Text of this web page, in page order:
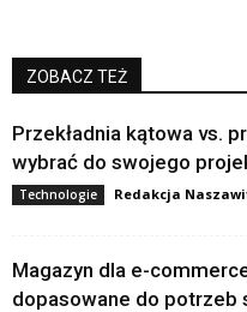
ZOBACZ TEŻ
Przekładnia kątowa vs.
wybrać do swojego
Technologie Redakcja
Magazyn dla e-
dopasowane do potrzeb